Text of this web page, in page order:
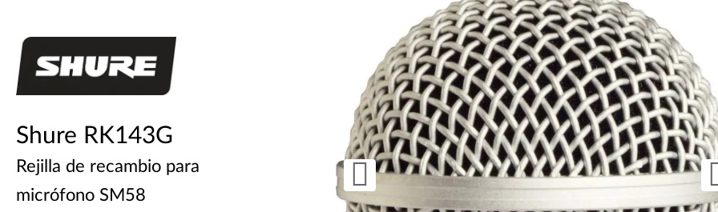
Shure RK143G
Rejilla de recambio para
micrófono SM58